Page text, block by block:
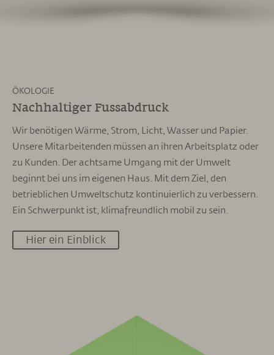
ÖKOLOGIE
Nachhaltiger Fussabdruck
Wir benötigen Wärme, Strom, Licht, Wasser und Papier.
Unsere Mitarbeitenden müssen an ihren Arbeitsplatz oder
zu Kunden. Der achtsame Umgang mit der Umwelt
beginnt bei uns im eigenen Haus. Mit dem Ziel, den
betrieblichen Umweltschutz kontinuierlich zu verbessern.
Ein Schwerpunkt ist, klimafreundlich mobil zu sein.
Hier ein Einblick